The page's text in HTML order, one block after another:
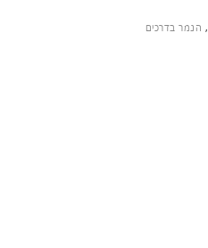
, הנמר בדרכים